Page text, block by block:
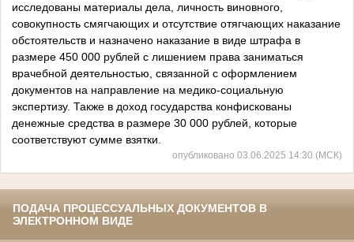
исследованы материалы дела, личность виновного,
совокупность смягчающих и отсутствие отягчающих наказание
обстоятельств и назначено наказание в виде штрафа в
размере 450 000 рублей с лишением права заниматься
врачебной деятельностью, связанной с оформлением
документов на направление на медико-социальную
экспертизу. Также в доход государства конфискованы
денежные средства в размере 30 000 рублей, которые
соответствуют сумме взятки.
опубликовано 03.06.2025 14:30 (МСК)
ПОДАЧА ПРОЦЕССУАЛЬНЫХ ДОКУМЕНТОВ В
ЭЛЕКТРОННОМ ВИДЕ